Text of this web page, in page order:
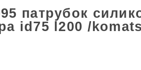
патрубок
id75 l200 /